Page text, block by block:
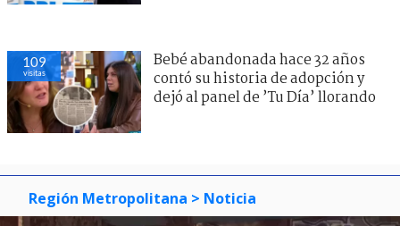
109
visitas
Bebé abandonada hace 32 años
contó su historia de adopción y
dejó al panel de ’Tu Día’ llorando
Región Metropolitana > Noticia